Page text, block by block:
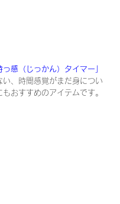
っ感（じっかん）タイマー」
い、時間感覚がまだ身につい
おすすめのアイテムです。